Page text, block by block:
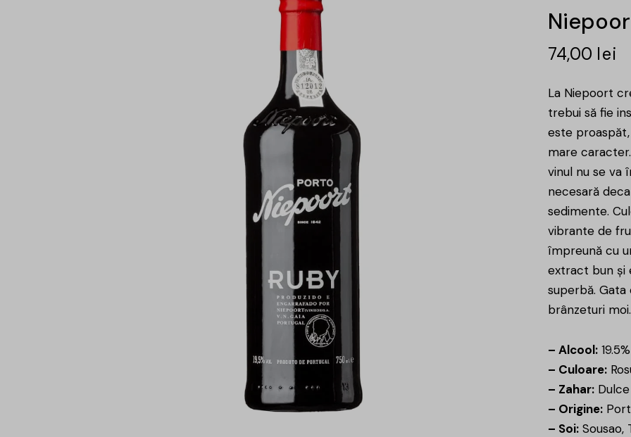
74,00 lei
La Niepoort
trebui să fie
este
mare
vinul nu se va
necesară
sedimente.
vibrante de
împreună cu
extract bun și
superbă. Gata
brânzeturi moi.
– Alcool: 19.5%
– Culoare:
– Zahar: Dulce
– Origine:
– Soi: Sousao,